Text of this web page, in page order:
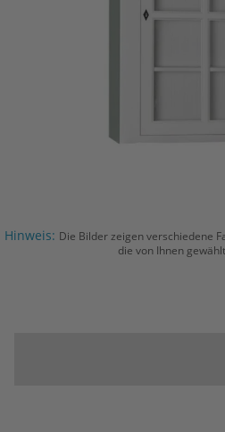
Hinweis: Die Bilder zeigen verschiedene
die von Ihnen